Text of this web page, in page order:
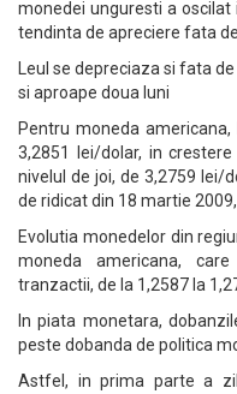
monedei unguresti a
tendinta de apreciere fata
Leul se depreciaza si fata
si aproape doua luni
Pentru moneda
3,2851 lei/dolar, in
nivelul de joi, de 3,2759 lei/
de ridicat din 18 martie
Evolutia monedelor din
moneda americana,
tranzactii, de la 1,2587 la
In piata monetara,
peste dobanda de politica
Astfel, in prima parte a